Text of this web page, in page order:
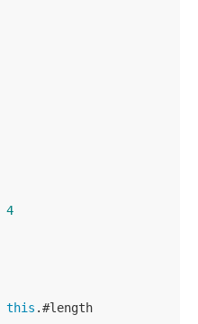
4
this .#length